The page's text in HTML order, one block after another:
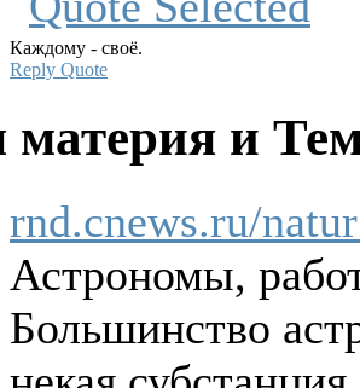
Каждому - своё.
Reply Quote
материя и
rnd.cnews.ru/
Астрономы,
Большинство